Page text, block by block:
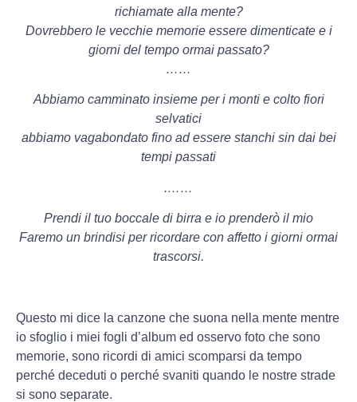
richiamate alla mente?
Dovrebbero le vecchie memorie essere dimenticate e i
giorni del tempo ormai passato?
……
Abbiamo camminato insieme per i monti e colto fiori
selvatici
abbiamo vagabondato fino ad essere stanchi sin dai bei
tempi passati
.……
Prendi il tuo boccale di birra e io prenderò il mio
Faremo un brindisi per ricordare con affetto i giorni ormai
trascorsi.
Questo mi dice la canzone che suona nella mente mentre
io sfoglio i miei fogli d’album ed osservo foto che sono
memorie, sono ricordi di amici scomparsi da tempo
perché deceduti o perché svaniti quando le nostre strade
si sono separate.